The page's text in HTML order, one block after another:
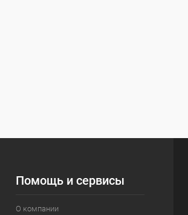
Помощь и сервисы
О компании